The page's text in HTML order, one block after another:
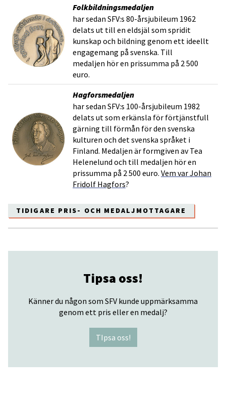
Folkbildningsmedaljen
har sedan SFV:s 80-årsjubileum 1962
delats ut till en eldsjäl som spridit
kunskap och bildning genom ett ideellt
engagemang på svenska. Till
medaljen hör en prissumma på 2 500
euro.
Hagforsmedaljen
har sedan SFV:s 100-årsjubileum 1982
delats ut som erkänsla för förtjänstfull
gärning till förmån för den svenska
kulturen och det svenska språket i
Finland. Medaljen är formgiven av Tea
Helenelund och till medaljen hör en
prissumma på 2 500 euro. Vem var Johan
Fridolf Hagfors?
TIDIGARE PRIS- OCH MEDALJMOTTAGARE
Tipsa oss!
Känner du någon som SFV kunde uppmärksamma
genom ett pris eller en medalj?
TIpsa oss!